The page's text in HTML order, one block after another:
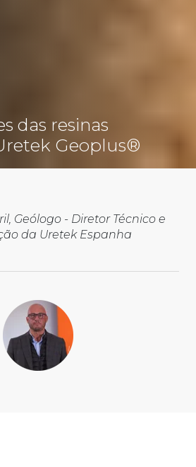
das resinas
Geoplus®
Geólogo - Diretor Técnico e
da Uretek Espanha